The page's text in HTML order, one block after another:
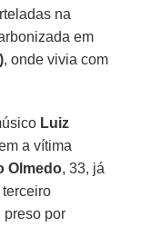
na
em
, onde vivia com
Luiz
a vítima
Olmedo, 33, já
preso por